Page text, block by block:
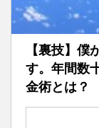
【裏技】僕
す。年間数
金術とは？